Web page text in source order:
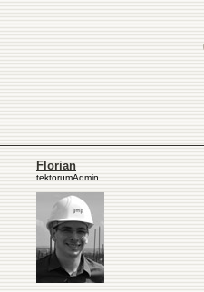
Florian
tektorumAdmin